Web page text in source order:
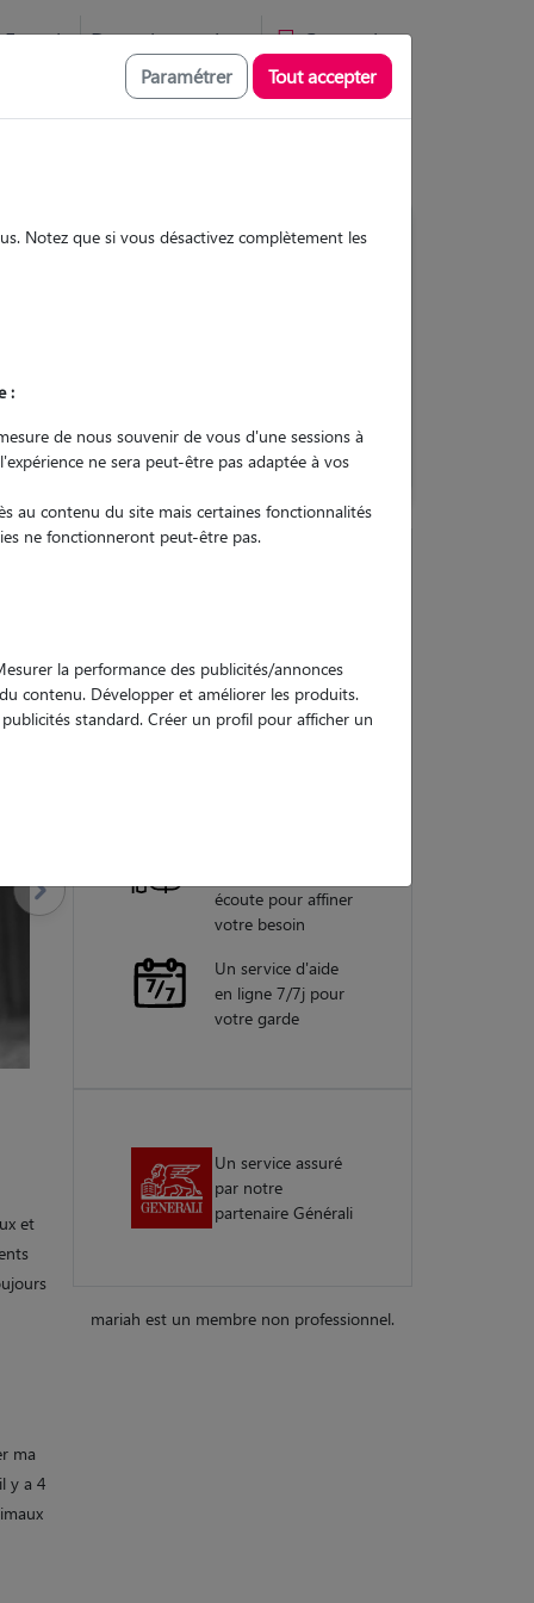
Favoris Devenir pet sitter Connexion
et
ma
y a 4
garanties
écoute pour affiner
votre besoin
Un service d'aide
en ligne 7/7j pour
votre garde
Un service assuré
par notre
partenaire Générali
mariah est un membre non professionnel.
Paramétrer Tout accepter
Notez que si vous désactivez complètement les
:
de nous souvenir de vous d'une sessions à
ne sera peut-être pas adaptée à vos
au contenu du site mais certaines fonctionnalités
ne fonctionneront peut-être pas.
la performance des publicités/annonces
contenu. Développer et améliorer les produits.
standard. Créer un profil pour afficher un